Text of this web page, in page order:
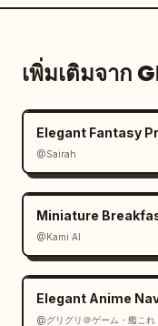
เพิ่มเติมจาก
Elegant Fantasy
@Sairah
Miniature
@Kami AI
Elegant Anime
@グリグリ＠ゲーム・艦これ